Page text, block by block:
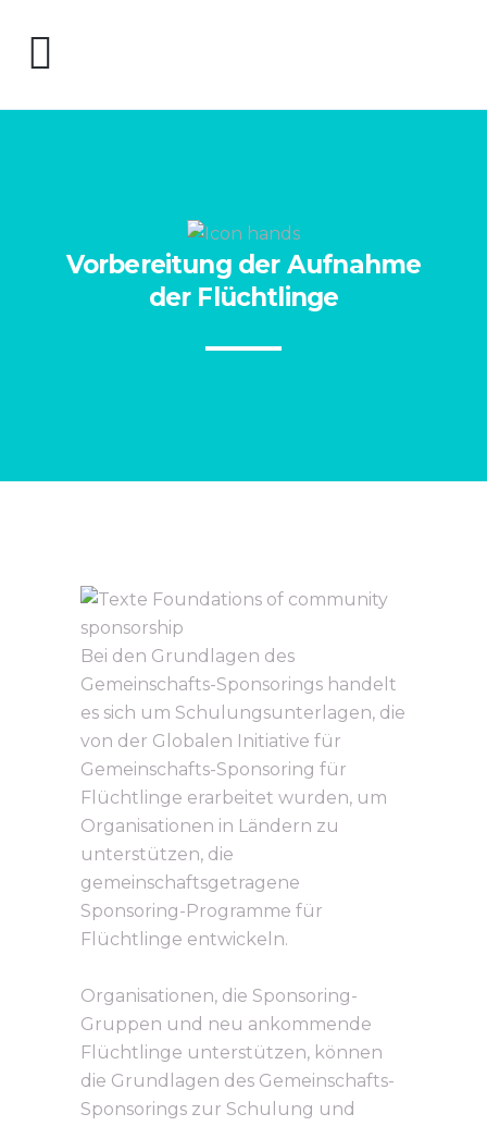
Vorbereitung der Aufnahme
der Flüchtlinge
Bei den Grundlagen des
Gemeinschafts-Sponsorings handelt
es sich um Schulungsunterlagen, die
von der Globalen Initiative für
Gemeinschafts-Sponsoring für
Flüchtlinge erarbeitet wurden, um
Organisationen in Ländern zu
unterstützen, die
gemeinschaftsgetragene
Sponsoring-Programme für
Flüchtlinge entwickeln.
Organisationen, die Sponsoring-
Gruppen und neu ankommende
Flüchtlinge unterstützen, können
die Grundlagen des Gemeinschafts-
Sponsorings zur Schulung und